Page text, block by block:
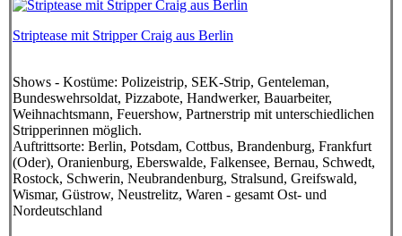
Striptease mit Stripper Craig aus Berlin
Shows - Kostüme: Polizeistrip, SEK-Strip, Genteleman,
Bundeswehrsoldat, Pizzabote, Handwerker, Bauarbeiter,
Weihnachtsmann, Feuershow, Partnerstrip mit unterschiedlichen
Stripperinnen möglich.
Auftrittsorte: Berlin, Potsdam, Cottbus, Brandenburg, Frankfurt
(Oder), Oranienburg, Eberswalde, Falkensee, Bernau, Schwedt,
Rostock, Schwerin, Neubrandenburg, Stralsund, Greifswald,
Wismar, Güstrow, Neustrelitz, Waren - gesamt Ost- und
Nordeutschland